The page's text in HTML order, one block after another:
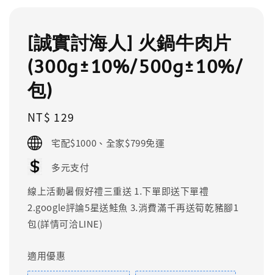
[誠實討海人] 火鍋牛肉片
(300g±10%/500g±10%/
包)
Regular
price
NT$ 129
宅配$1000、全家$799免運
多元支付
線上活動暑假好禮三重送 1.下單即送下單禮
2.google評論5星送鮭魚 3.消費滿千再送筍乾豬腳1
包(詳情可洽LINE)
適用優惠